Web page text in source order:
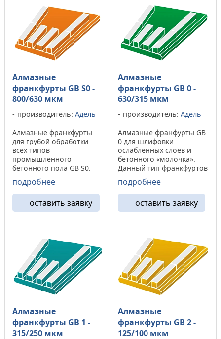
Алмазные
франкфурты GB S0 -
800/630 мкм
производитель: Адель
Алмазные франкфурты
для грубой обработки
всех типов
промышленного
бетонного пола GB S0.
Данная модель
алмазного франкфурда от
компании «Адель»
показывает
значительный ресурс при
обработки бетона марки
подробнее
оставить заявку
Алмазные
франкфурты GB 0 -
630/315 мкм
производитель: Адель
Алмазные франфурты GB
0 для шлифовки
ослабленных слоев и
бетонного «молочка».
Данный тип франкфуртов
применяется при
обработки бетона
различных марок, от
M100 до М350. Алмазные
франфурты GB 0
демонстрируют
подробнее
оставить заявку
Алмазные
франкфурты GB 1 -
315/250 мкм
Алмазные
франкфурты GB 2 -
125/100 мкм